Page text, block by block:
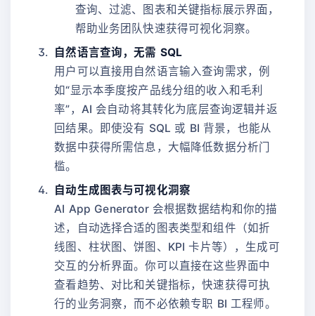
查询、过滤、图表和关键指标展示界面，
帮助业务团队快速获得可视化洞察。
自然语言查询，无需 SQL
用户可以直接用自然语言输入查询需求，例
如“显示本季度按产品线分组的收入和毛利
率”，AI 会自动将其转化为底层查询逻辑并返
回结果。即使没有 SQL 或 BI 背景，也能从
数据中获得所需信息，大幅降低数据分析门
槛。
自动生成图表与可视化洞察
AI App Generator 会根据数据结构和你的描
述，自动选择合适的图表类型和组件（如折
线图、柱状图、饼图、KPI 卡片等），生成可
交互的分析界面。你可以直接在这些界面中
查看趋势、对比和关键指标，快速获得可执
行的业务洞察，而不必依赖专职 BI 工程师。